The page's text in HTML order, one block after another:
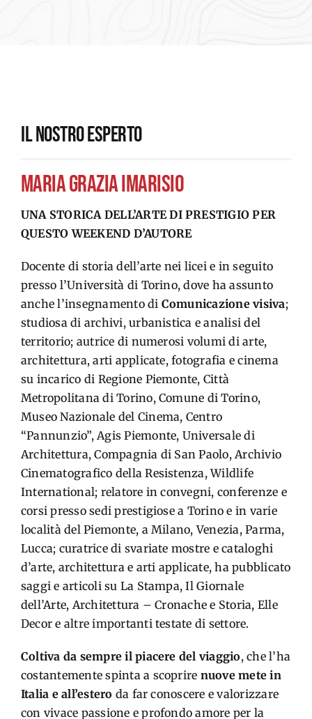
IL NOSTRO ESPERTO
MARIA GRAZIA IMARISIO
UNA STORICA DELL’ARTE DI PRESTIGIO PER
QUESTO WEEKEND D’AUTORE
Docente di storia dell’arte nei licei e in seguito
presso l’Università di Torino, dove ha assunto
anche l’insegnamento di Comunicazione visiva;
studiosa di archivi, urbanistica e analisi del
territorio; autrice di numerosi volumi di arte,
architettura, arti applicate, fotografia e cinema
su incarico di Regione Piemonte, Città
Metropolitana di Torino, Comune di Torino,
Museo Nazionale del Cinema, Centro
“Pannunzio”, Agis Piemonte, Universale di
Architettura, Compagnia di San Paolo, Archivio
Cinematografico della Resistenza, Wildlife
International; relatore in convegni, conferenze e
corsi presso sedi prestigiose a Torino e in varie
località del Piemonte, a Milano, Venezia, Parma,
Lucca; curatrice di svariate mostre e cataloghi
d’arte, architettura e arti applicate, ha pubblicato
saggi e articoli su La Stampa, Il Giornale
dell’Arte, Architettura – Cronache e Storia, Elle
Decor e altre importanti testate di settore.
Coltiva da sempre il piacere del viaggio, che l’ha
costantemente spinta a scoprire nuove mete in
Italia e all’estero da far conoscere e valorizzare
con vivace passione e profondo amore per la